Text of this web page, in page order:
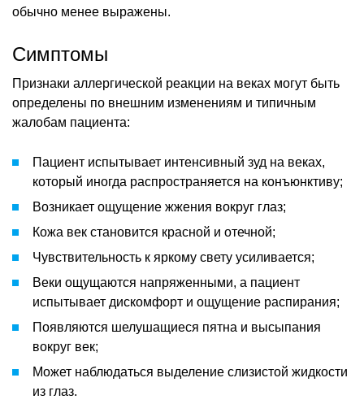
обычно менее выражены.
Симптомы
Признаки аллергической реакции на веках могут быть
определены по внешним изменениям и типичным
жалобам пациента:
Пациент испытывает интенсивный зуд на веках,
который иногда распространяется на конъюнктиву;
Возникает ощущение жжения вокруг глаз;
Кожа век становится красной и отечной;
Чувствительность к яркому свету усиливается;
Веки ощущаются напряженными, а пациент
испытывает дискомфорт и ощущение распирания;
Появляются шелушащиеся пятна и высыпания
вокруг век;
Может наблюдаться выделение слизистой жидкости
из глаз.